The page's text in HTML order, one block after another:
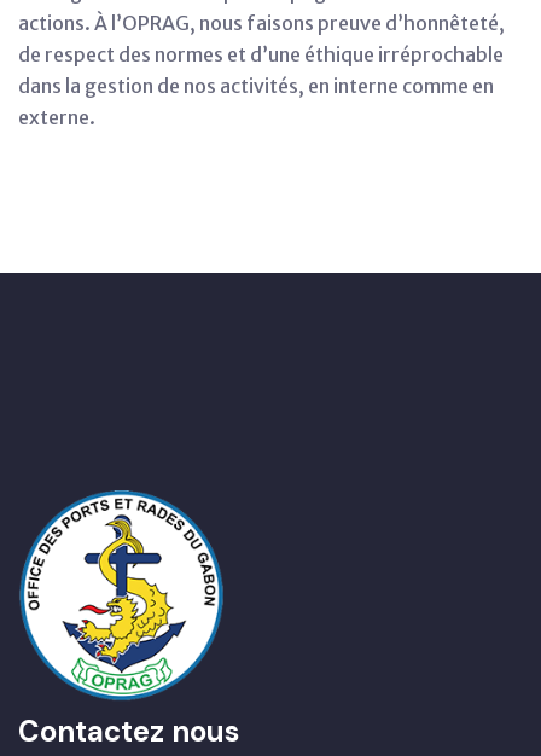
actions. À l’OPRAG, nous faisons preuve d’honnêteté,
de respect des normes et d’une éthique irréprochable
dans la gestion de nos activités, en interne comme en
externe.
Contactez nous